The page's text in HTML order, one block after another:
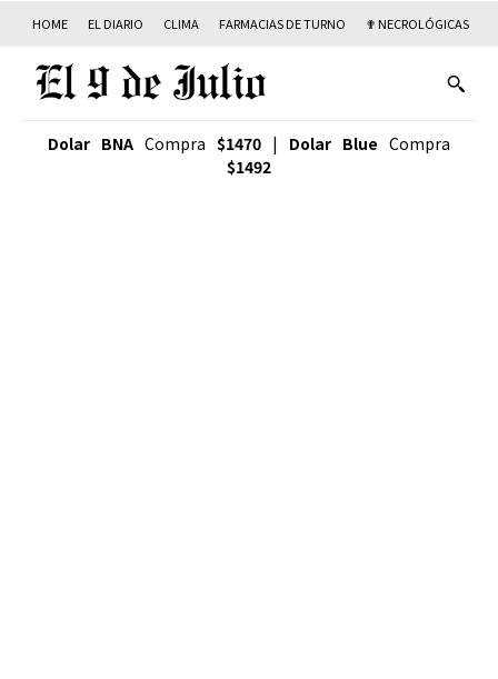
HOME EL DIARIO CLIMA FARMACIAS DE TURNO ✟ NECROLÓGICAS
Dolar BNA Compra $1470 | Dolar Blue Compra
$1492